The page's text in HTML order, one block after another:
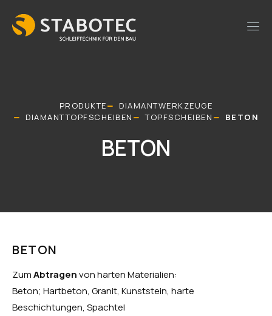
PRODUKTE
DIAMANTWERKZEUGE
DIAMANTTOPFSCHEIBEN
TOPFSCHEIBEN BETON
BETON
BETON
ZumAbtragenvon harten Materialien:
Beton; Hartbeton, Granit, Kunststein, harte
Beschichtungen, Spachtel